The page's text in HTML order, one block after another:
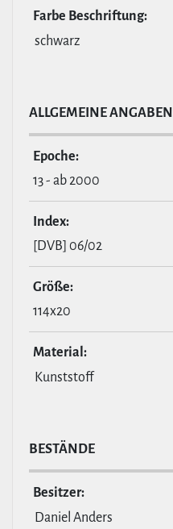
Farbe Beschrif­tung:
schwarz
ALL­GE­MEINE ANGABEN
Epoche:
13 - ab 2000
Index:
[DVB] 06/02
Größe:
114x20
Material:
Kunststoff
BESTÄNDE
Besitzer:
Daniel Anders